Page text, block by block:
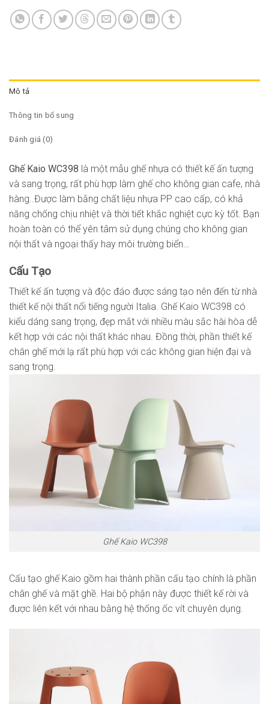
Mô tả
Thông tin bổ sung
Đánh giá (0)
Ghế Kaio WC398 là một mẫu ghế nhựa có thiết kế ấn tượng
và sang trọng, rất phù hợp làm ghế cho không gian cafe, nhà
hàng..Được làm bằng chất liệu nhựa PP cao cấp, có khả
năng chống chịu nhiệt và thời tiết khắc nghiệt cực kỳ tốt. Bạn
hoàn toàn có thể yên tâm sử dụng chúng cho không gian
nội thất và ngoại thấy hay môi trường biển…
Cấu Tạo
Thiết kế ấn tượng và độc đáo được sáng tạo nên đến từ nhà
thiết kế nội thất nổi tiếng người Italia. Ghế Kaio WC398 có
kiểu dáng sang trọng, đẹp mắt với nhiều màu sắc hài hòa dễ
kết hợp với các nội thất khác nhau. Đồng thời, phần thiết kế
chân ghế mới lạ rất phù hợp với các không gian hiện đại và
sang trọng.
Ghế Kaio WC398
Cấu tạo ghế Kaio gồm hai thành phần cấu tạo chính là phần
chân ghế và mặt ghề. Hai bộ phận này được thiết kế rời và
được liên kết với nhau bằng hệ thống ốc vít chuyên dụng.